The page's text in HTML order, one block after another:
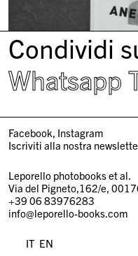
Condividi
Whatsapp
Facebook Instagram
Iscriviti alla nostra
Leporello photobooks et al.
Via del Pigneto,162/e,
+39 06 83976283
info@leporello-books.com
IT EN